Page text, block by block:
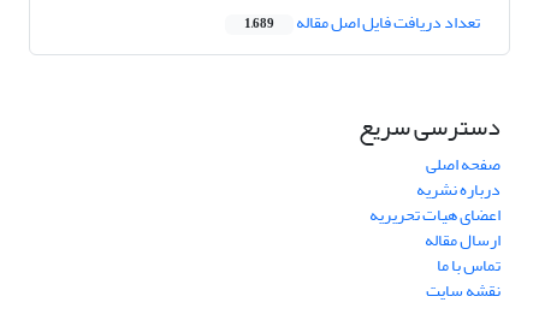
تعداد دریافت فایل اصل مقاله 1,689
دسترسی سریع
صفحه اصلی
درباره نشریه
اعضای هیات تحریریه
ارسال مقاله
تماس با ما
نقشه سایت